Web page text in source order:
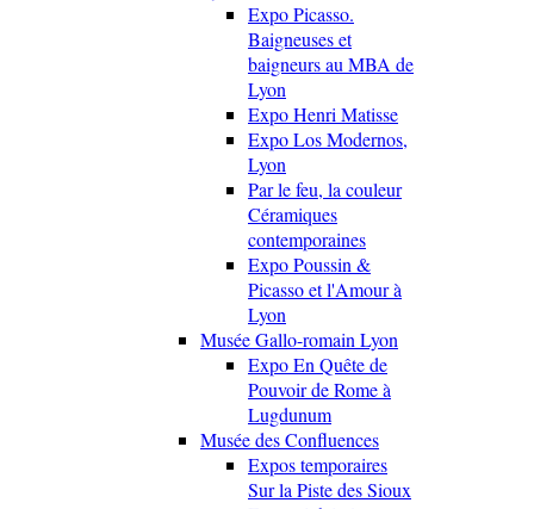
Expo Picasso.
Baigneuses et
baigneurs au MBA de
Lyon
Expo Henri Matisse
Expo Los Modernos,
Lyon
Par le feu, la couleur
Céramiques
contemporaines
Expo Poussin &
Picasso et l'Amour à
Lyon
Musée Gallo-romain Lyon
Expo En Quête de
Pouvoir de Rome à
Lugdunum
Musée des Confluences
Expos temporaires
Sur la Piste des Sioux